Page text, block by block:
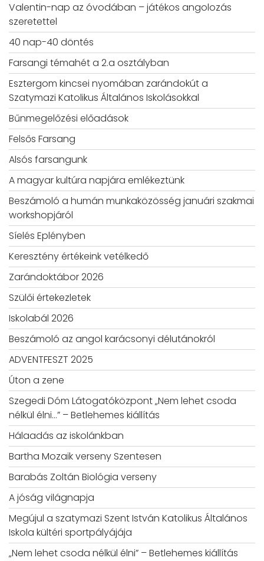
Valentin-nap az óvodában – játékos angolozás
szeretettel
40 nap-40 döntés
Farsangi témahét a 2.a osztályban
Esztergom kincsei nyomában zarándokút a
Szatymazi Katolikus Általános Iskolásokkal
Bűnmegelőzési előadások
Felsős Farsang
Alsós farsangunk
A magyar kultúra napjára emlékeztünk
Beszámoló a humán munkaközösség januári szakmai
workshopjáról
Síelés Eplényben
Keresztény értékeink vetélkedő
Zarándoktábor 2026
Szülői értekezletek
Iskolabál 2026
Beszámoló az angol karácsonyi délutánokról
ADVENTFESZT 2025
Úton a zene
Szegedi Dóm Látogatóközpont „Nem lehet csoda
nélkül élni…” – Betlehemes kiállítás
Hálaadás az iskolánkban
Bartha Mozaik verseny Szentesen
Barabás Zoltán Biológia verseny
A jóság világnapja
Megújul a szatymazi Szent István Katolikus Általános
Iskola kültéri sportpályájája
„Nem lehet csoda nélkül élni” – Betlehemes kiállítás